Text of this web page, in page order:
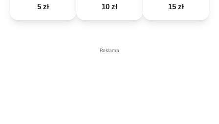
5 zł 10 zł 15 zł
Reklama